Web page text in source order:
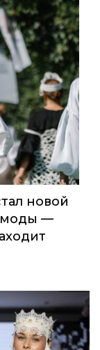
новой
моды —